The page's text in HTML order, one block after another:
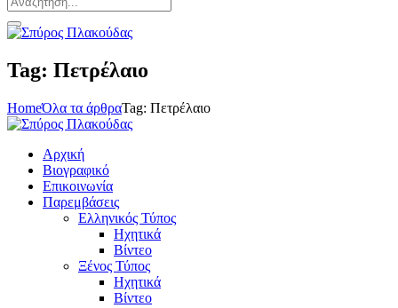
Tag: Πετρέλαιο
HomeΌλα τα άρθραTag: Πετρέλαιο
Αρχική
Βιογραφικό
Επικοινωνία
Παρεμβάσεις
Ελληνικός Τύπος
Ηχητικά
Βίντεο
Ξένος Τύπος
Ηχητικά
Βίντεο